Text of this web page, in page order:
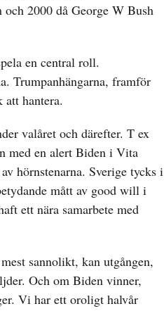
2000 då George W Bush
en central roll.
Trumpanhängarna, framför
att hantera.
valåret och därefter. T ex
med en alert Biden i Vita
hörnstenarna. Sverige tycks i
mått av good will i
ett nära samarbete med
sannolikt, kan utgången,
Och om Biden vinner,
Vi har ett oroligt halvår